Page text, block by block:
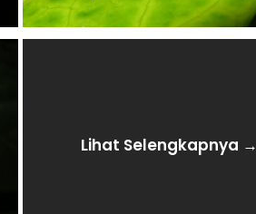
Lihat Selengkapnya →